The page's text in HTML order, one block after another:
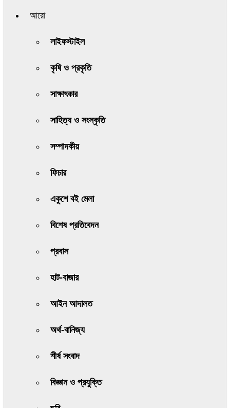
আরো
লাইফস্টাইল
কৃষি ও প্রকৃতি
সাক্ষাৎকার
সাহিত্য ও সংস্কৃতি
সম্পাদকীয়
ফিচার
একুশে বই মেলা
বিশেষ প্রতিবেদন
প্রবাস
হাট-বাজার
আইন আদালত
অর্থ-বানিজ্য
শীর্ষ সংবাদ
বিজ্ঞান ও প্রযুক্তি